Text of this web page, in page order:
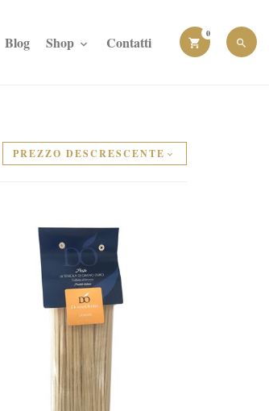
0
Blog Shop Contatti
PREZZO DESCRESCENTE